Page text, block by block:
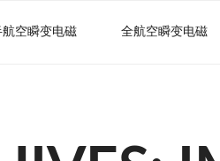
航空瞬变电磁 全航空瞬变电磁